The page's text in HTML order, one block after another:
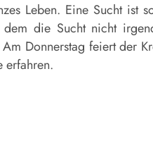
Leben. Eine Sucht
die Sucht nicht
Donnerstag feiert der
erfahren.